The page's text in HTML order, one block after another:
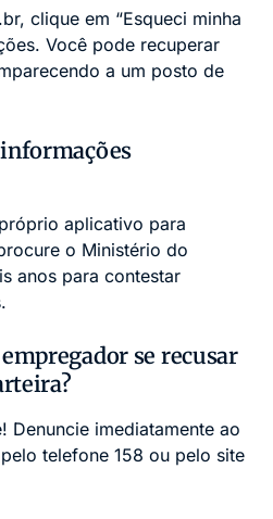
clique em “Esqueci minha
Você pode recuperar
a um posto de
informações
aplicativo para
o Ministério do
anos para contestar
se recusar
Denuncie imediatamente ao
telefone 158 ou pelo site